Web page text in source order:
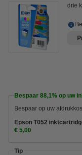
drie
Bespaar 88,1% op uw
Bespaar op uw
Epson T052
€ 5,00
Tip